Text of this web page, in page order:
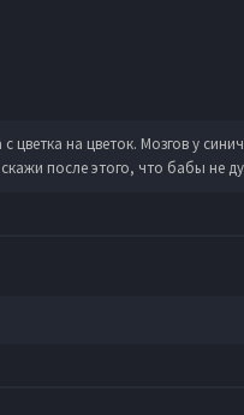
на цветок. Мозгов у
после этого, что бабы не